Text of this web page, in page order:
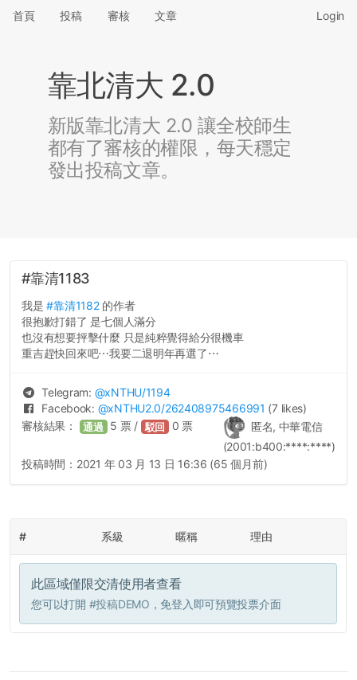
首頁 投稿 審核 文章 Login
靠北清大 2.0
新版靠北清大 2.0 讓全校師生
都有了審核的權限，每天穩定
發出投稿文章。
#靠清1183
我是#靠清1182的作者
很抱歉打錯了 是七個人滿分
也沒有想要抨擊什麼 只是純粹覺得給分很機車
重吉趕快回來吧⋯我要二退明年再選了⋯
Telegram: @xNTHU/1194
Facebook: @xNTHU2.0/262408975466991 (7 likes)
匿名, 中華電信
(2001:b400:****:****)
審核結果： 通過 5 票 / 駁回 0 票
投稿時間： 2021 年 03 月 13 日 16:36 (65 個月前)
# 系級 暱稱 理由
此區域僅限交清使用者查看
您可以打開 #投稿DEMO ，免登入即可預覽投票介面